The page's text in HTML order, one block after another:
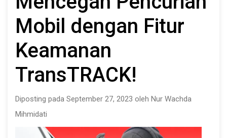
Mobil dengan Fitur
Keamanan
TransTRACK!
Diposting pada September 27, 2023 oleh Nur Wachda
Mihmidati